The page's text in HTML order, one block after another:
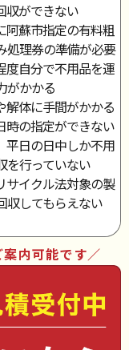
収ができない
阿蘇市指定の有料粗
処理券の準備が必要
度自分で不用品を運
がかかる
解体に手間がかかる
時の指定ができない
平日の日中しか不用
を行っていない
サイクル法対象の製
収してもらえない
案内可能です